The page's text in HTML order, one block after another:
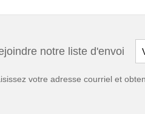
notre liste d'envoi
votre adresse courriel et